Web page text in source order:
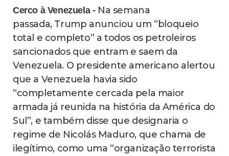
Cerco à Venezuela - Na semana
passada, Trump anunciou um “bloqueio
total e completo” a todos os petroleiros
sancionados que entram e saem da
Venezuela. O presidente americano alertou
que a Venezuela havia sido
“completamente cercada pela maior
armada já reunida na história da América do
Sul”, e também disse que designaria o
regime de Nicolás Maduro, que chama de
ilegítimo, como uma “organização terrorista